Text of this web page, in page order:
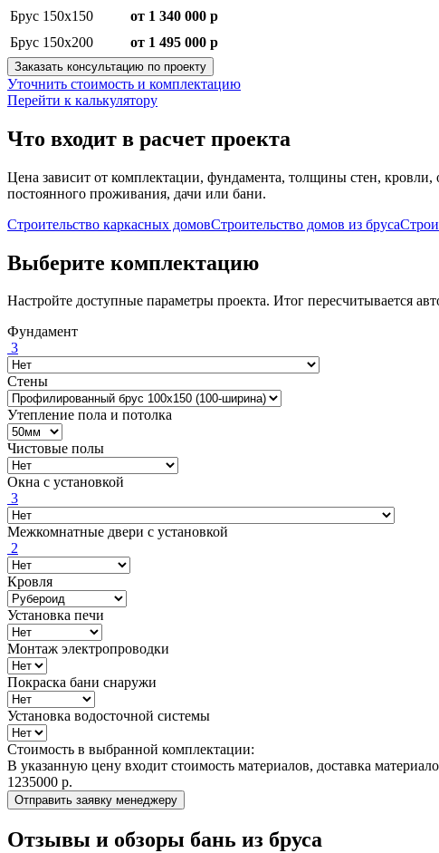
Брус 150х150
от 1 340 000 р
Брус 150х200
от 1 495 000 р
Заказать консультацию по проекту
Уточнить стоимость и комплектацию
Перейти к калькулятору
Что входит в расчет проекта
Цена зависит от комплектации, фундамента, толщины стен,
постоянного проживания, дачи или бани.
Строительство каркасных домовСтроительство домов из бруса
Выберите комплектацию
Настройте доступные параметры проекта. Итог пересчитывается
Фундамент
3
Стены
Утепление пола и потолка
Чистовые полы
Окна с установкой
3
Межкомнатные двери с установкой
2
Кровля
Установка печи
Монтаж электропроводки
Покраска бани снаружи
Установка водосточной системы
Стоимость в выбранной комплектации:
В указанную цену входит стоимость материалов, доставка
1235000 р.
Отправить заявку менеджеру
Отзывы и обзоры бань из бруса